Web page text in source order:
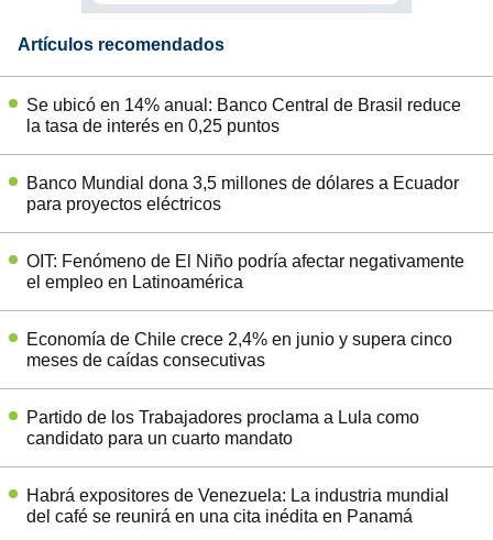
Artículos recomendados
Se ubicó en 14% anual: Banco Central de Brasil reduce
la tasa de interés en 0,25 puntos
Banco Mundial dona 3,5 millones de dólares a Ecuador
para proyectos eléctricos
OIT: Fenómeno de El Niño podría afectar negativamente
el empleo en Latinoamérica
Economía de Chile crece 2,4% en junio y supera cinco
meses de caídas consecutivas
Partido de los Trabajadores proclama a Lula como
candidato para un cuarto mandato
Habrá expositores de Venezuela: La industria mundial
del café se reunirá en una cita inédita en Panamá